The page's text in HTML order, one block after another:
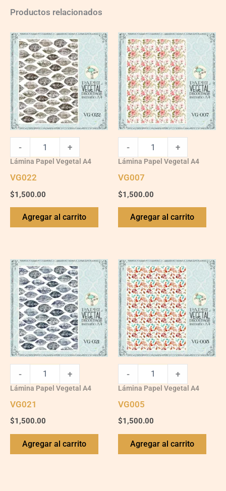
Productos relacionados
VG022
quantity
- +
Lámina Papel Vegetal A4
VG022
$1,500.00
Agregar al carrito
VG007
quantity
- +
Lámina Papel Vegetal A4
VG007
$1,500.00
Agregar al carrito
VG021
quantity
- +
Lámina Papel Vegetal A4
VG021
$1,500.00
Agregar al carrito
VG005
quantity
- +
Lámina Papel Vegetal A4
VG005
$1,500.00
Agregar al carrito